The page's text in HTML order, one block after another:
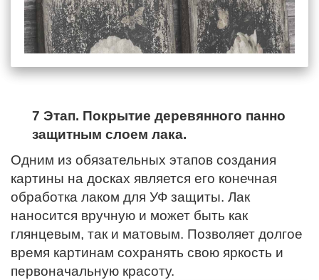
7 Этап. Покрытие деревянного панно
защитным слоем лака.
Одним из обязательных этапов создания
картины на досках является его конечная
обработка лаком для УФ защиты. Лак
наносится вручную и может быть как
глянцевым, так и матовым. Позволяет долгое
время картинам сохранять свою яркость и
первоначальную красоту.